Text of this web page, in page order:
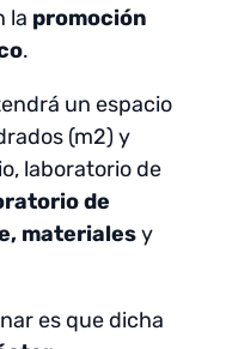
la promoción
.
un espacio
(m2) y
laboratorio de
de
materialesy
es que dicha